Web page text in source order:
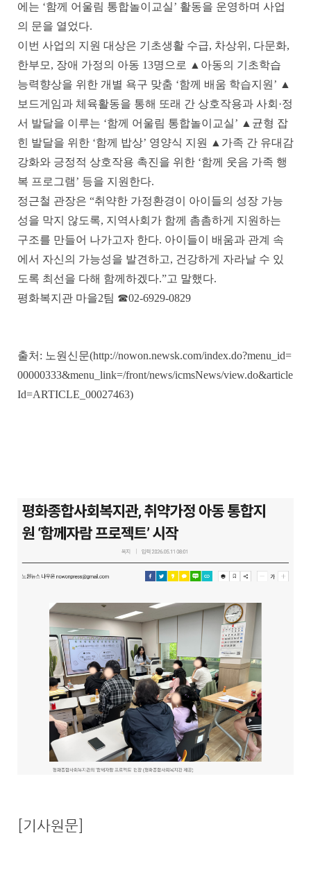
에는 ‘함께 어울림 통합놀이교실’ 활동을 운영하며 사업
의 문을 열었다.
이번 사업의 지원 대상은 기초생활 수급, 차상위 , 다문화,
한부모 , 장애 가정의 아동 13명으로 ▲ 아동의 기초학습
능력향상을 위한 개별 욕구 맞춤 ‘함께 배움 학습지원 ’ ▲
보드게임과 체육활동을 통해 또래 간 상호작용과 사회 ·정
서 발달을 이루는 ‘함께 어울림 통합놀이교실’ ▲ 균형 잡
힌 발달을 위한 ‘함께 밥상’ 영양식 지원 ▲ 가족 간 유대감
강화와 긍정적 상호작용 촉진을 위한 ‘함께 웃음 가족 행
복 프로그램’ 등을 지원한다.
정근철 관장은 “취약한 가정환경이 아이들의 성장 가능
성을 막지 않도록, 지역사회가 함께 촘촘하게 지원하는
구조를 만들어 나가고자 한다. 아이들이 배움과 관계 속
에서 자신의 가능성을 발견하고, 건강하게 자라날 수 있
도록 최선을 다해 함께하겠다.”고 말했다.
평화복지관 마을2팀 ☎02-6929-0829
출처: 노원신문(http://nowon.newsk.com/index.do?menu_id=
00000333&menu_link=/front/news/icmsNews/view.do&article
Id=ARTICLE_00027463)
[기사원문]